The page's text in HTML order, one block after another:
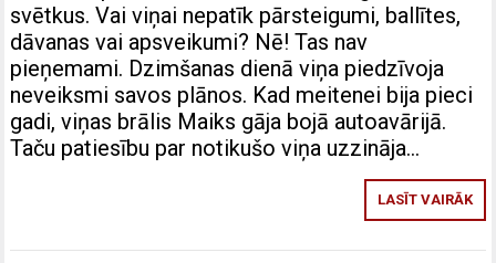
svētkus. Vai viņai nepatīk pārsteigumi, ballītes,
dāvanas vai apsveikumi? Nē! Tas nav
pieņemami. Dzimšanas dienā viņa piedzīvoja
neveiksmi savos plānos. Kad meitenei bija pieci
gadi, viņas brālis Maiks gāja bojā autoavārijā.
Taču patiesību par notikušo viņa uzzināja…
LASĪT VAIRĀK